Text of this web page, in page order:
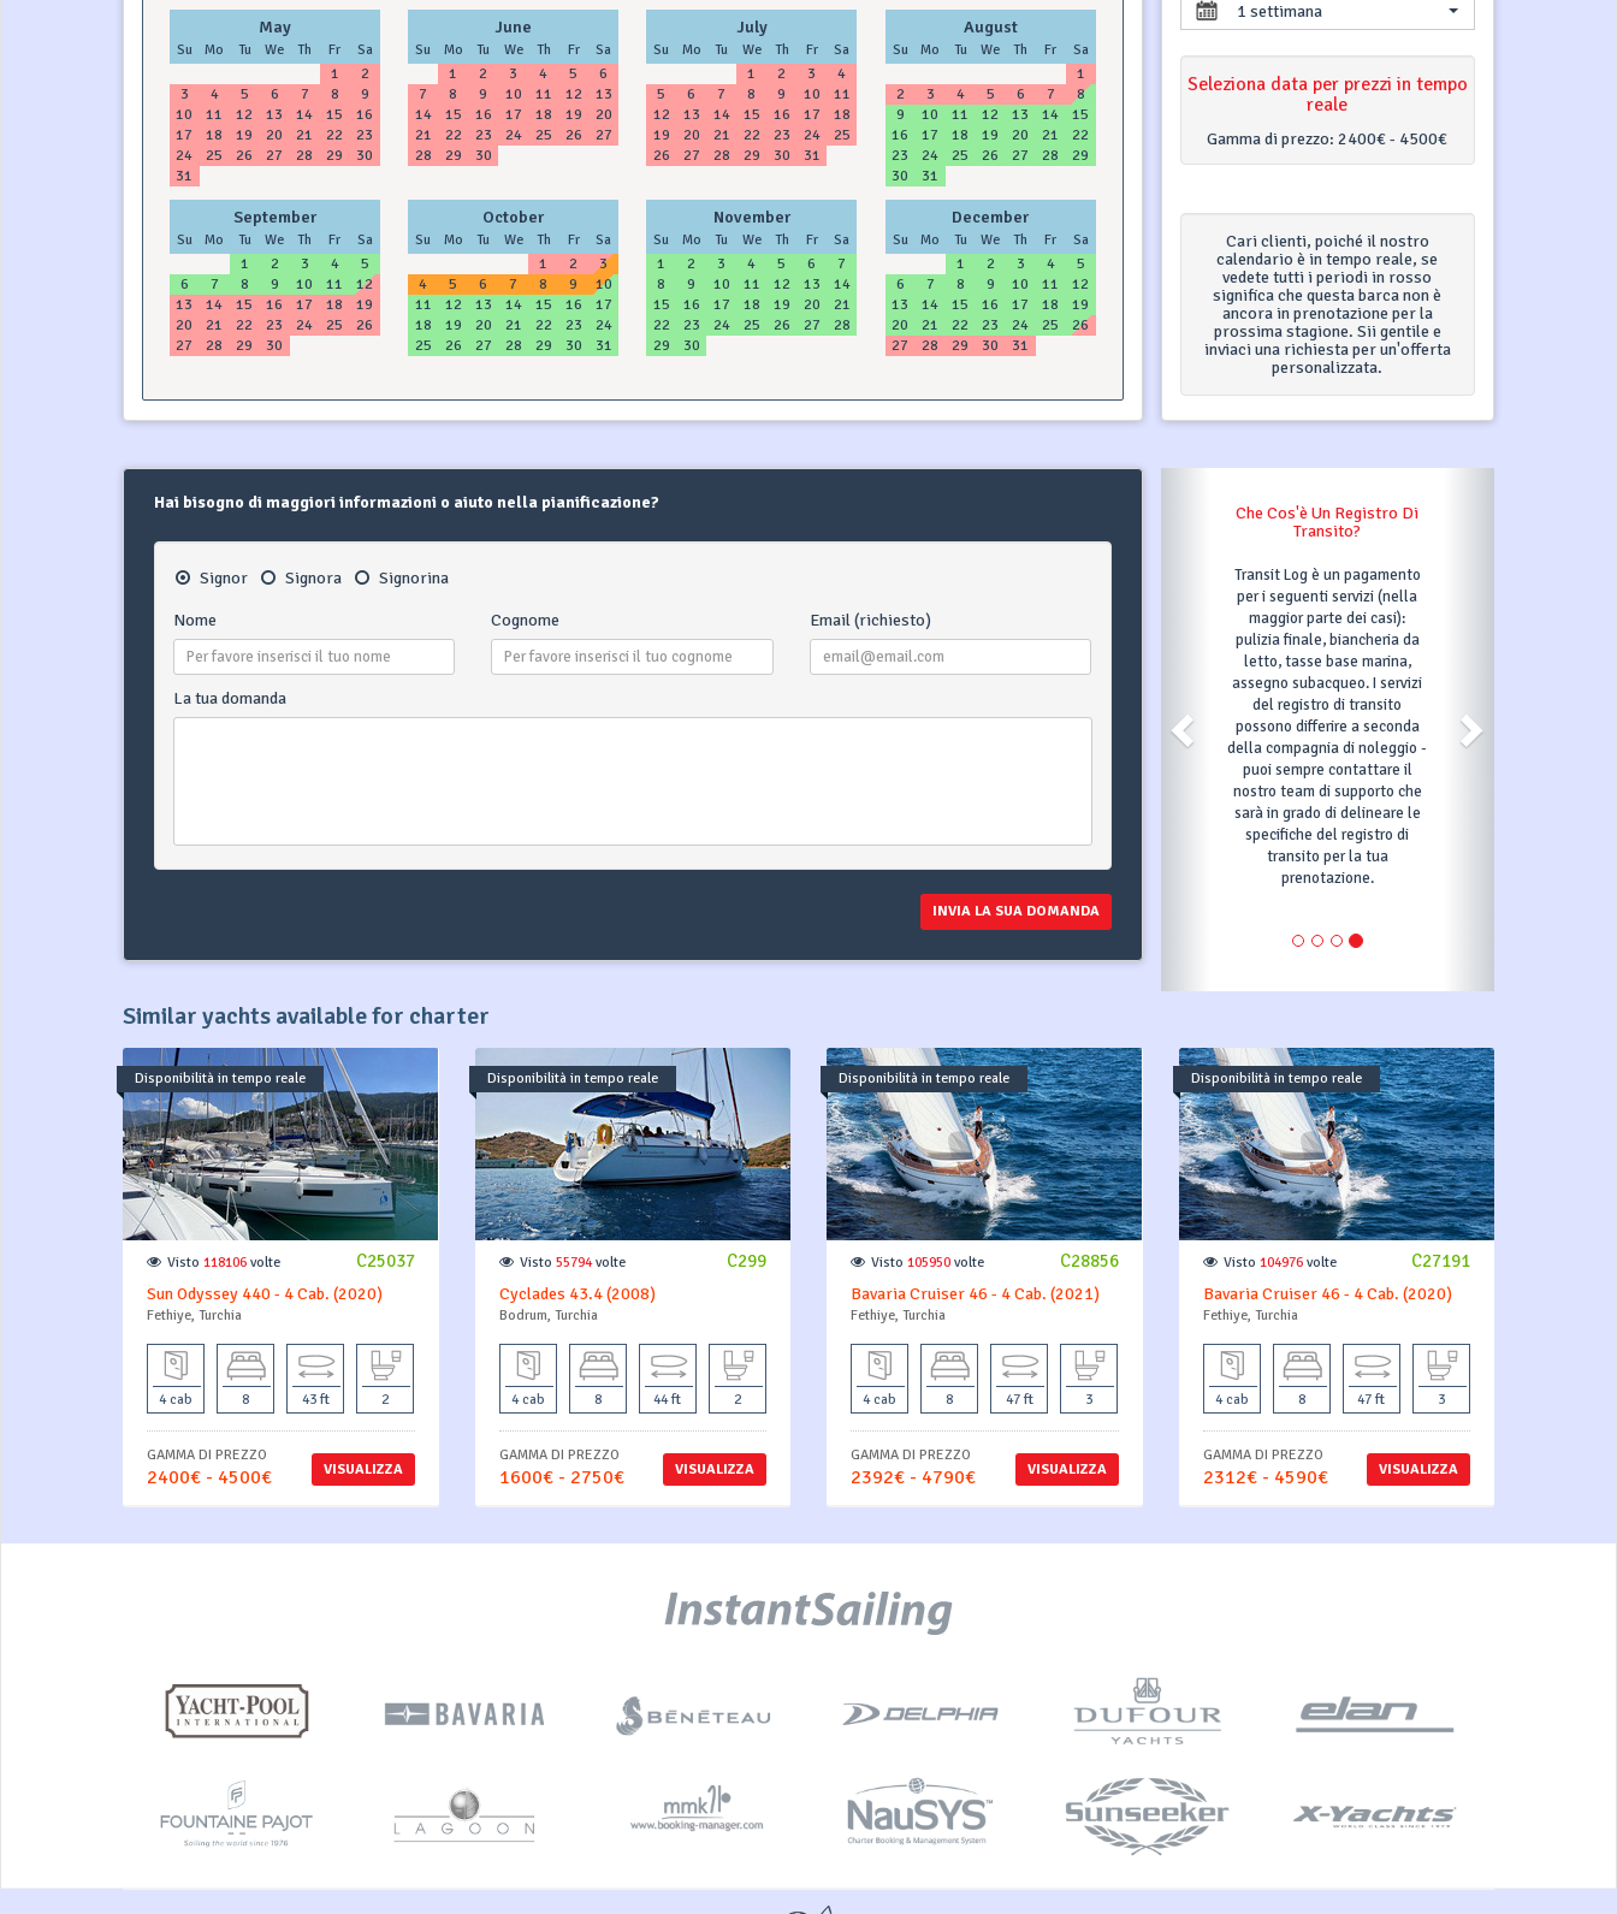
May
Su Mo Tu We Th Fr Sa
1
2
3
4 5 6 7 8
9
10
11 12 13 14 15
16
17
18 19 20 21 22
23
24
25 26 27 28 29
30
31
June
Su Mo Tu We Th Fr Sa
1 2 3 4 5
6
7
8 9 10 11 12
13
14
15 16 17 18 19
20
21
22 23 24 25 26
27
28
29 30
July
Su Mo Tu We Th Fr Sa
1 2 3
4
5
6 7 8 9 10
11
12
13 14 15 16 17
18
19
20 21 22 23 24
25
26
27 28 29 30 31
August
Su Mo Tu We Th Fr Sa
1
2
3 4 5 6 7
8
9
10 11 12 13 14
15
16
17 18 19 20 21
22
23
24 25 26 27 28
29
30
31
September
Su Mo Tu We Th Fr Sa
1 2 3 4
5
6
7 8 9 10 11
12
13
14 15 16 17 18
19
20
21 22 23 24 25
26
27
28 29 30
October
Su Mo Tu We Th Fr Sa
1 2
3
4
5 6 7 8 9
10
11
12 13 14 15 16
17
18
19 20 21 22 23
24
25
26 27 28 29 30 31
November
Su Mo Tu We Th Fr Sa
1 2 3 4 5 6
7
8
9 10 11 12 13
14
15
16 17 18 19 20
21
22
23 24 25 26 27
28
29
30
December
Su Mo Tu We Th Fr Sa
1 2 3 4
5
6
7 8 9 10 11
12
13
14 15 16 17 18
19
20
21 22 23 24 25
26
27
28 29 30 31
1 settimana
Seleziona data per prezzi in tempo
reale
Gamma di prezzo:2400€ - 4500€
Cari clienti, poiché il nostro
calendario è in tempo reale, se
vedete tutti i periodi in rosso
significa che questa barca non è
ancora in prenotazione per la
prossima stagione. Sii gentile e
inviaci una richiesta per un'offerta
personalizzata.
Hai bisogno di maggiori informazioni o aiuto nella pianificazione?
Signor Signora Signorina
Nome Cognome Email (richiesto)
La tua domanda
INVIA LA SUA DOMANDA
Che Cos'è Un Registro Di
Transito?
Transit Log è un pagamento
per i seguenti servizi (nella
maggior parte dei casi):
pulizia finale, biancheria da
letto, tasse base marina,
assegno subacqueo. I servizi
del registro di transito
possono differire a seconda
della compagnia di noleggio -
puoi sempre contattare il
nostro team di supporto che
sarà in grado di delineare le
specifiche del registro di
transito per la tua
prenotazione.
Similar yachts available for charter
Disponibilità in tempo reale
C25037
Visto 118106 volte
Sun Odyssey 440 - 4 Cab. (2020)
Fethiye, Turchia
4 cab 8 43 ft 2
VISUALIZZA
GAMMA DI PREZZO
2400€ - 4500€
Disponibilità in tempo reale
C299
Visto 55794volte
Cyclades 43.4 (2008)
Bodrum, Turchia
4 cab 8 44 ft 2
VISUALIZZA
GAMMA DI PREZZO
1600€ - 2750€
Disponibilità in tempo reale
C28856
Visto 105950 volte
Bavaria Cruiser 46 - 4 Cab. (2021)
Fethiye, Turchia
4 cab 8 47 ft 3
VISUALIZZA
GAMMA DI PREZZO
2392€ - 4790€
Disponibilità in tempo reale
C27191
Visto 104976volte
Bavaria Cruiser 46 - 4 Cab. (2020)
Fethiye, Turchia
4 cab 8 47 ft 3
VISUALIZZA
GAMMA DI PREZZO
2312€ - 4590€